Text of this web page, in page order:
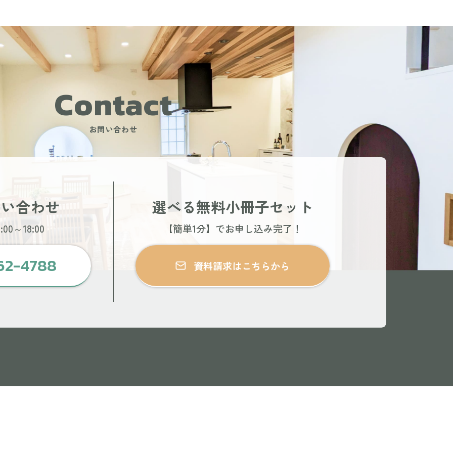
Contact
お問い合わせ
合わせ
～18:00
4788
選べる無料小冊子セット
【簡単1分】でお申し込み完了！
資料請求はこちらから